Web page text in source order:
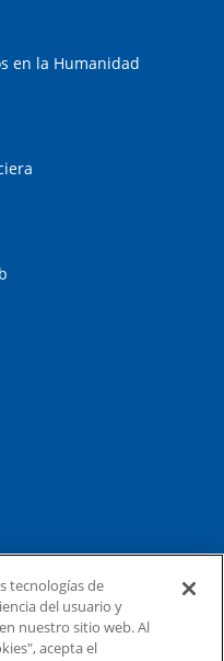
en la Humanidad
tecnologías de
del usuario y
nuestro sitio web. Al
acepta el